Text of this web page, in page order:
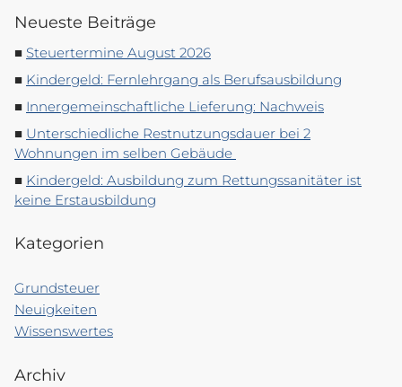
Neueste Beiträge
Steuertermine August 2026
Kindergeld: Fernlehrgang als Berufsausbildung
Innergemeinschaftliche Lieferung: Nachweis
Unterschiedliche Restnutzungsdauer bei 2
Wohnungen im selben Gebäude
Kindergeld: Ausbildung zum Rettungssanitäter ist
keine Erstausbildung
Kategorien
Grundsteuer
Neuigkeiten
Wissenswertes
Archiv